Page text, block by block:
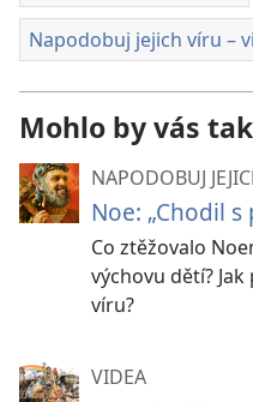
Napodobuj jejich víru –
Mohlo by vás
NAPODOBUJ
Noe: „Chodil
Co ztěžovalo
výchovu dětí?
víru?
VIDEA